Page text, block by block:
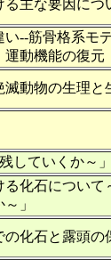
主な要因につ
--筋骨格系モ
運動機能の復元
滅動物の生理と
していくか～」
化石について
」
の化石と露頭の